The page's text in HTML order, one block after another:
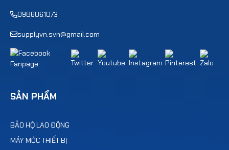
0986061073
supplyvn.svn@gmail.com
SẢN PHẨM
BẢO HỘ LAO ĐỘNG
MÁY MÓC THIẾT BỊ